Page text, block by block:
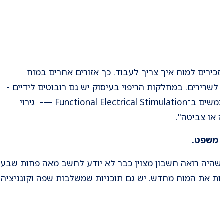
למוח איך צריך לעבוד. כך אזורים אחרים במוח
במחלקות הריפוי בעיסוק יש גם רובוטים לידיים -
יד משותקת יכולה לעבוד באמצעות הרובוט. בנוסף, אנחנו משתמשים ב־Functional Electrical Stimulation —- גירוי
או צביטה".
משפט.
רואה חשבון מצוין כבר לא יודע לחשב מאה פחות שבע
את המוח מחדש. יש גם תוכניות שמשלבות שפה וקוגניציה